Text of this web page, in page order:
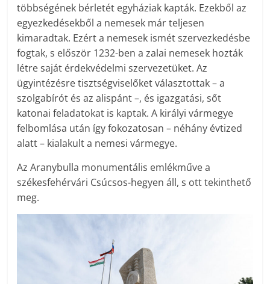
többségének bérletét egyháziak kapták. Ezekből az
egyezkedésekből a nemesek már teljesen
kimaradtak. Ezért a nemesek ismét szervezkedésbe
fogtak, s először 1232-ben a zalai nemesek hozták
létre saját érdekvédelmi szervezetüket. Az
ügyintézésre tisztségviselőket választottak – a
szolgabírót és az alispánt –, és igazgatási, sőt
katonai feladatokat is kaptak. A királyi vármegye
felbomlása után így fokozatosan – néhány évtized
alatt – kialakult a nemesi vármegye.
Az Aranybulla monumentális emlékműve a
székesfehérvári Csúcsos-hegyen áll, s ott tekinthető
meg.